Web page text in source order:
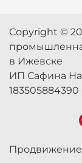
Copyright ©
в Ижевске
ИП Сафина
Продвижение